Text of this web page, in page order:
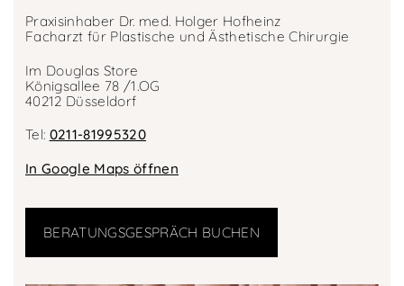
Praxisinhaber Dr. med. Holger Hofheinz
Facharzt für Plastische und Ästhetische Chirurgie
Im Douglas Store
Königsallee 78 /1.OG
40212 Düsseldorf
Tel: 0211-81995320
In Google Maps öffnen
BERATUNGSGESPRÄCH BUCHEN